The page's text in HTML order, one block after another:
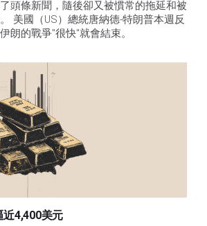
頭條新聞，隨後卻又被慣常的拖延和被
美國（US）總統唐納德-特朗普本週反
朗的戰爭"很快"就會結束。
近4,400美元